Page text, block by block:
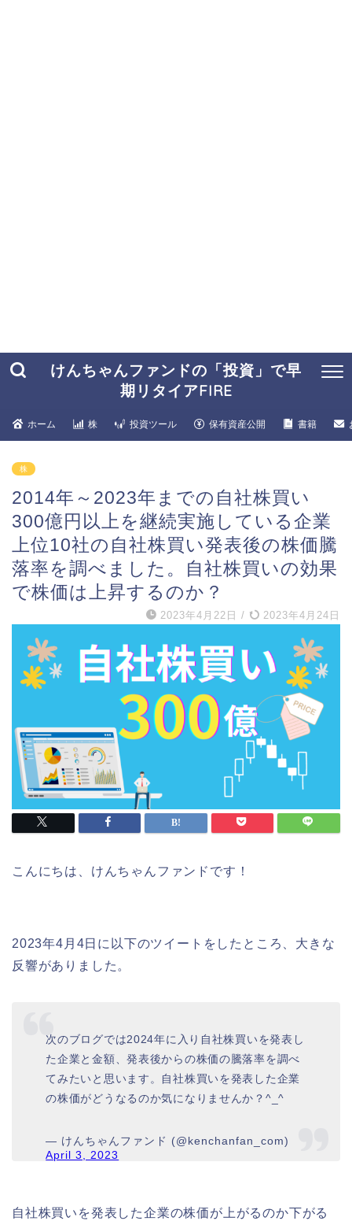
けんちゃんファンドの「投資」で早
期リタイアFIRE
ホーム 株 投資ツール 保有資産公開 書籍
株
2014年～2023年までの自社株買い
300億円以上を継続実施している企業
上位10社の自社株買い発表後の株価騰
落率を調べました。自社株買いの効果
で株価は上昇するのか？
2023年4月22日 / 2023年4月24日
こんにちは、けんちゃんファンドです！
2023年4月4日に以下のツイートをしたところ、大きな
反響がありました。
次のブログでは2024年に入り自社株買いを発表し
た企業と金額、発表後からの株価の騰落率を調べ
てみたいと思います。自社株買いを発表した企業
の株価がどうなるのか気になりませんか？^_^
— けんちゃんファンド (@kenchanfan_com)
April 3, 2023
自社株買いを発表した企業の株価が上がるのか下がる